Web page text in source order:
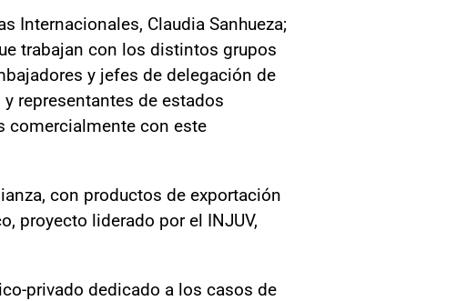
Internacionales, Claudia Sanhueza;
trabajan con los distintos grupos
y jefes de delegación de
representantes de estados
comercialmente con este
con productos de exportación
proyecto liderado por el INJUV,
privado dedicado a los casos de